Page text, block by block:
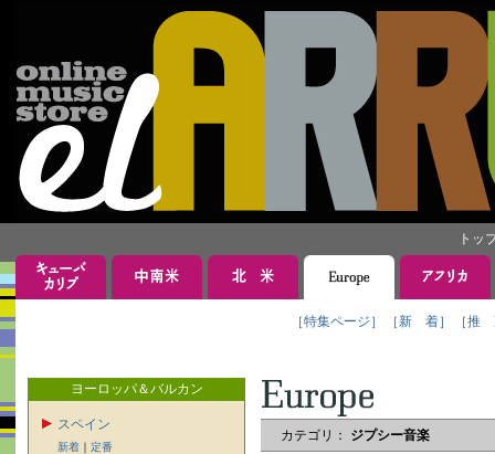
トッ
［特集ページ］ ［新 着］ ［推
ヨーロッパ＆バルカン
スペイン
新着 ｜ 定番
カテゴリ： ジプシー音楽